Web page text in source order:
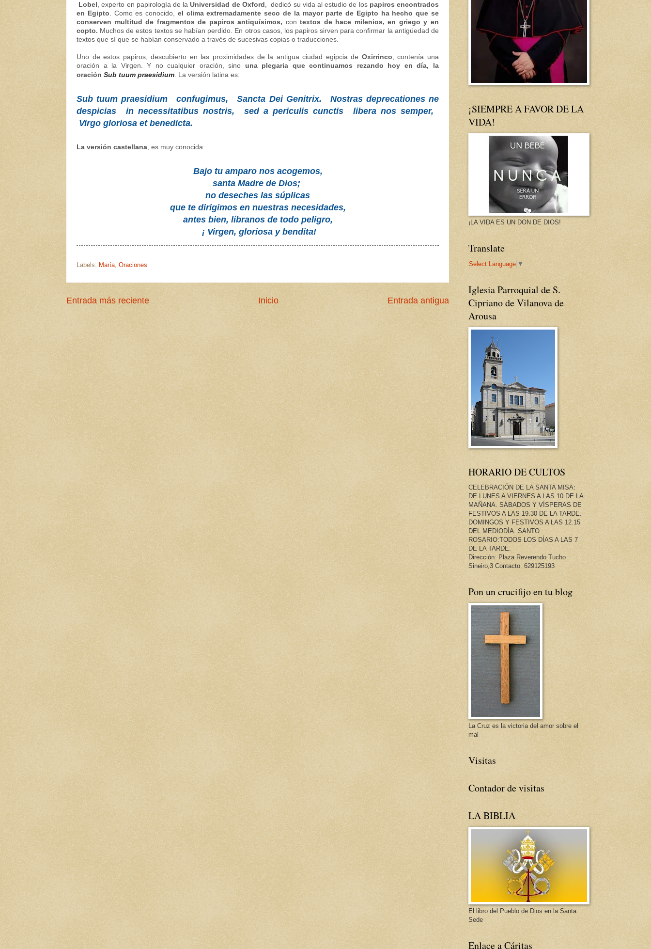
Lobel , experto en papirología de laUniversidad de Oxford , dedicó su vida al estudio de los papiros encontrados
en Egipto . Como es conocido, el clima extremadamente seco de la mayor parte de Egipto ha hecho que se
conserven multitud de fragmentos de papiros antiquísimos, contextos de hace milenios, en griego y en
copto. Muchos de estos textos se habían perdido. En otros casos, los papiros sirven para confirmar la antigüedad de
textos que sí que se habían conservado a través de sucesivas copias o traducciones.
Uno de estos papiros, descubierto en las proximidades de la antigua ciudad egipcia de Oxirrinco , contenía una
oración a la Virgen. Y no cualquier oración, sino una plegaria que continuamos rezando hoy en día, la
oración Sub tuum praesidium . La versión latina es:
Sub tuum praesidium confugimus, Sancta Dei Genitrix.
Nostras deprecationes ne
despicias
in necessitatibus nostris, sed a periculis cunctis
libera nos semper,
Virgo gloriosa et benedicta.
La versión castellana , es muy conocida:
Bajo tu amparo nos acogemos,
santa Madre de Dios;
no deseches las súplicas
que te dirigimos en nuestras necesidades,
antes bien, líbranos de todo peligro,
¡ Virgen, gloriosa y bendita!
Labels: María Oraciones
Entrada más reciente Entrada antigua
Inicio
¡SIEMPRE A FAVOR DE LA
VIDA!
¡LA VIDA ES UN DON DE DIOS!
Translate
Select Language ▼
Iglesia Parroquial de S.
Cipriano de Vilanova de
Arousa
HORARIO DE CULTOS
CELEBRACIÓN DE LA SANTA MISA:
DE LUNES A VIERNES A LAS 10 DE LA
MAÑANA. SÁBADOS Y VÍSPERAS DE
FESTIVOS A LAS 19.30 DE LA TARDE.
DOMINGOS Y FESTIVOS A LAS 12.15
DEL MEDIODÍA. SANTO
ROSARIO:TODOS LOS DÍAS A LAS 7
DE LA TARDE.
Dirección: Plaza Reverendo Tucho
Sineiro,3 Contacto: 629125193
Pon un crucifijo en tu blog
La Cruz es la victoria del amor sobre el
mal
Visitas
Contador de visitas
LA BIBLIA
El libro del Pueblo de Dios en la Santa
Sede
Enlace a Cáritas